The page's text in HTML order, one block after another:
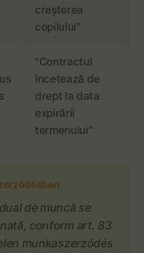
creșterea
copilului"
"Contractul
încetează de
drept la data
expirării
termenului"
de muncă se
conform art. 83
munkaszerződés